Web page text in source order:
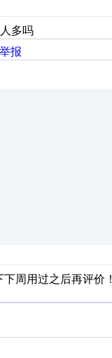
多吗
举报
周用过之后再评价！